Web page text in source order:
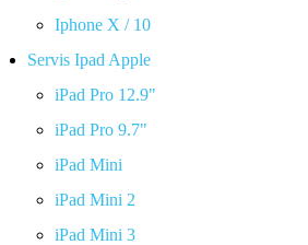
Iphone X / 10
Servis Ipad Apple
iPad Pro 12.9"
iPad Pro 9.7"
iPad Mini
iPad Mini 2
iPad Mini 3